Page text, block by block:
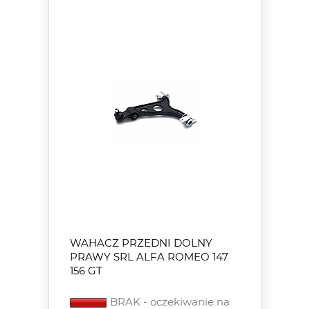
WAHACZ PRZEDNI DOLNY
PRAWY SRL ALFA ROMEO 147
156 GT
BRAK - oczekiwanie na